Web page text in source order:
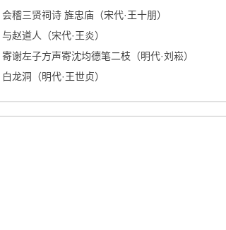
会稽三贤祠诗 旌忠庙（宋代·王十朋）
与赵道人（宋代·王炎）
寄谢左子方声寄沈均德笔二枝（明代·刘崧）
白龙洞（明代·王世贞）